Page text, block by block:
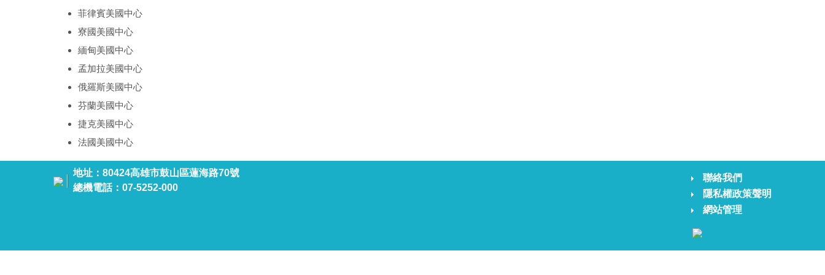
菲律賓美國中心
寮國美國中心
緬甸美國中心
孟加拉美國中心
俄羅斯美國中心
芬蘭美國中心
捷克美國中心
法國美國中心
地址：80424高雄市鼓山區蓮海路70號
總機電話：07-5252-000
聯絡我們
隱私權政策聲明
網站管理